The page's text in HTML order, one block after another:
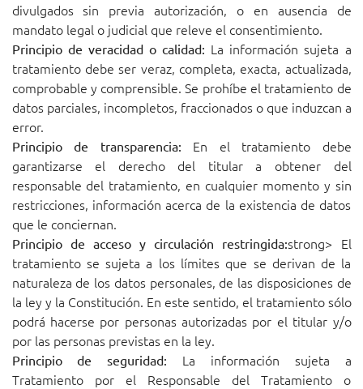
divulgados sin previa autorización, o en ausencia de
mandato legal o judicial que releve el consentimiento.
Principio de veracidad o calidad: La información sujeta a
tratamiento debe ser veraz, completa, exacta, actualizada,
comprobable y comprensible. Se prohíbe el tratamiento de
datos parciales, incompletos, fraccionados o que induzcan a
error.
Principio de transparencia: En el tratamiento debe
garantizarse el derecho del titular a obtener del
responsable del tratamiento, en cualquier momento y sin
restricciones, información acerca de la existencia de datos
que le conciernan.
Principio de acceso y circulación restringida:strong> El
tratamiento se sujeta a los límites que se derivan de la
naturaleza de los datos personales, de las disposiciones de
la ley y la Constitución. En este sentido, el tratamiento sólo
podrá hacerse por personas autorizadas por el titular y/o
por las personas previstas en la ley.
Principio de seguridad:
La información sujeta a
Tratamiento por el Responsable del Tratamiento o